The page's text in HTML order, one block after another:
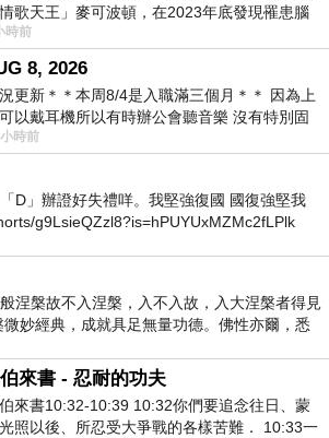
情歌天王」麥可波頓，在2023年底發現罹患腦
祈禱早日康復，一切都好」。
時前
8, 2026
更新＊＊本周8/4是入職滿三個月＊＊ 因為上
以戴耳機所以有時辦公會聽音樂 沒有特別固
天但就是一周某一天會固定聽'90
時前
D」辦證好失禮咩。我堅強復國 國復強堅我
g9LsieQZzl8?is=hPUYUxMZMc2fLPlk
涅槃故不入涅槃，入不入故，入大涅槃者得見
妙經典，成就具足無量功德。佛性亦爾，悉
來書 - 忍耐的功夫
來書10:32-10:39 10:32你們要追念往日、蒙
照以後、所忍受大爭戰的各樣苦難． 10:33一